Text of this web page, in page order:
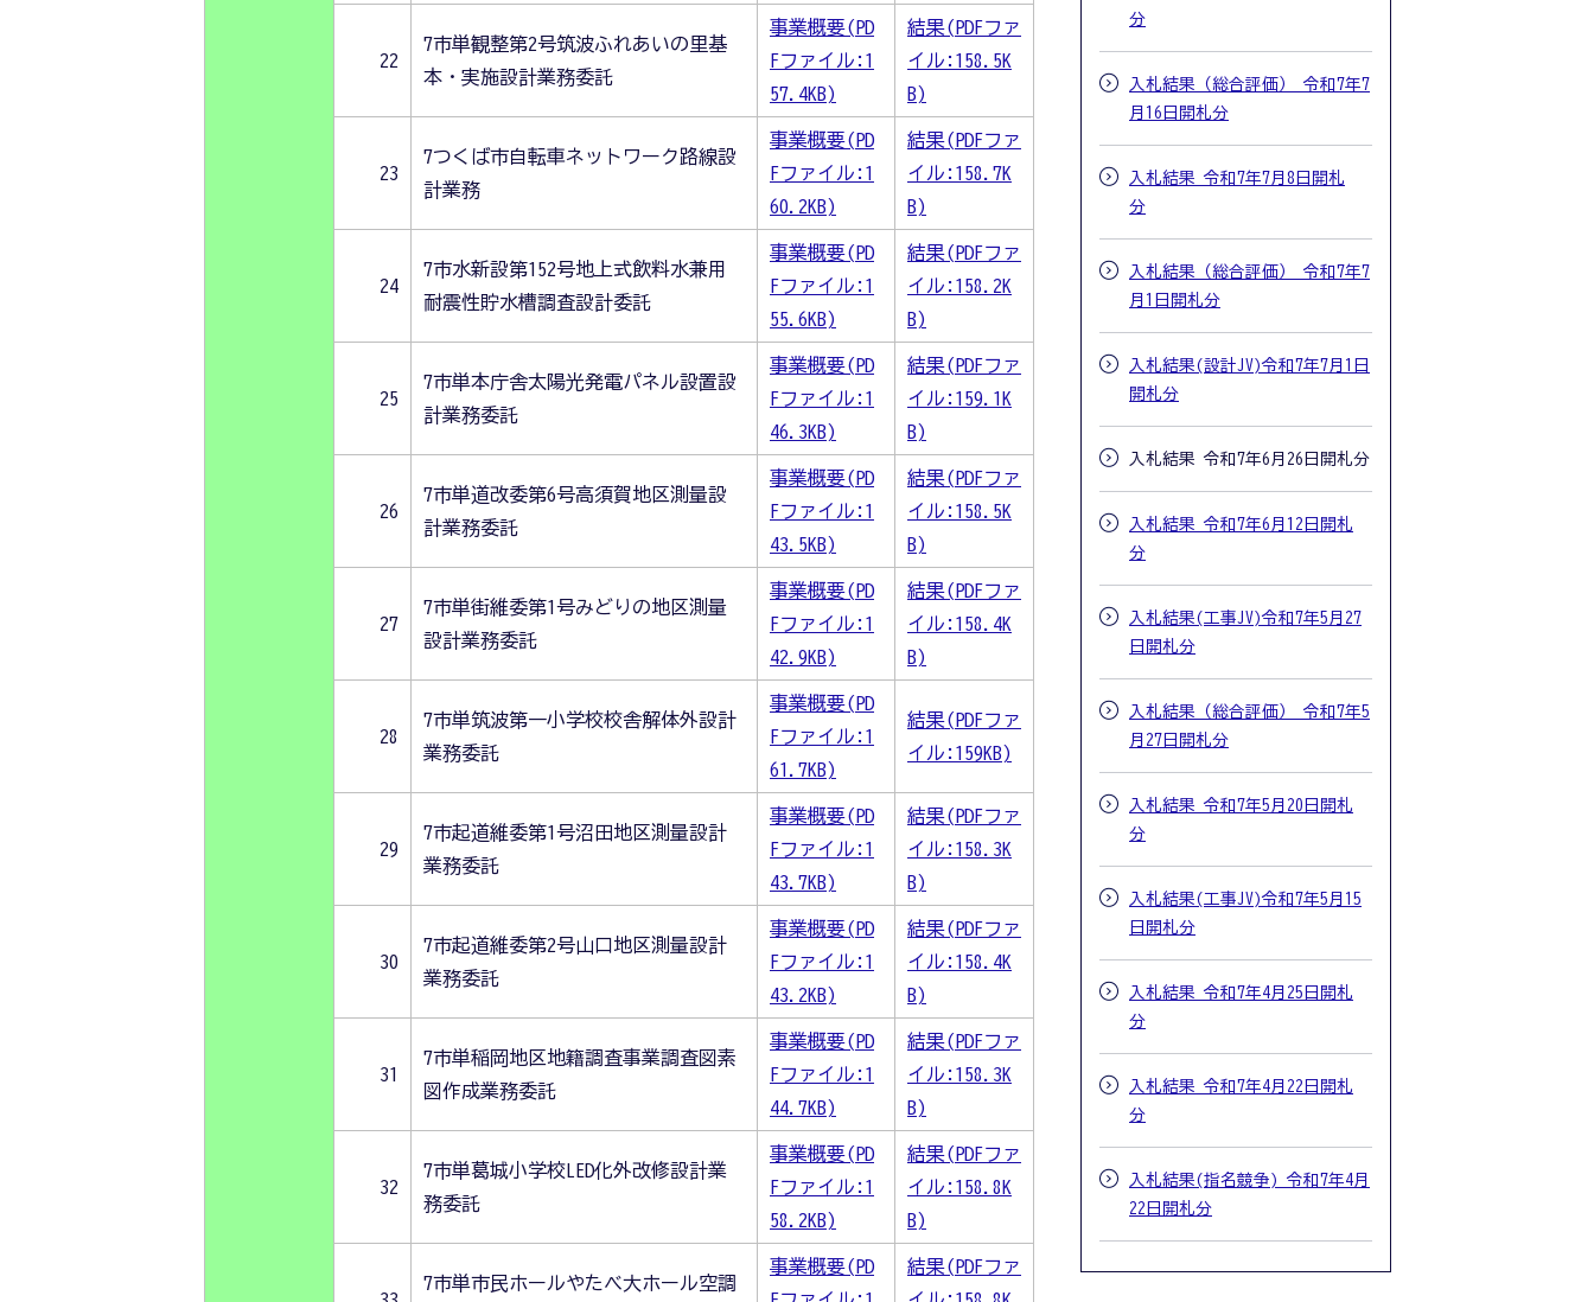
22
7市単観整第2号筑波ふれあいの里基
本・実施設計業務委託
事業概要(PD
Fファイル:1
57.4KB)
結果(PDFファ
イル:158.5K
B)
23
7つくば市自転車ネットワーク路線設
計業務
事業概要(PD
Fファイル:1
60.2KB)
結果(PDFファ
イル:158.7K
B)
24
7市水新設第152号地上式飲料水兼用
耐震性貯水槽調査設計委託
事業概要(PD
Fファイル:1
55.6KB)
結果(PDFファ
イル:158.2K
B)
25
7市単本庁舎太陽光発電パネル設置設
計業務委託
事業概要(PD
Fファイル:1
46.3KB)
結果(PDFファ
イル:159.1K
B)
26
7市単道改委第6号高須賀地区測量設
計業務委託
事業概要(PD
Fファイル:1
43.5KB)
結果(PDFファ
イル:158.5K
B)
27
7市単街維委第1号みどりの地区測量
設計業務委託
事業概要(PD
Fファイル:1
42.9KB)
結果(PDFファ
イル:158.4K
B)
28
7市単筑波第一小学校校舎解体外設計
業務委託
事業概要(PD
Fファイル:1
61.7KB)
結果(PDFファ
イル:159KB)
29
7市起道維委第1号沼田地区測量設計
業務委託
事業概要(PD
Fファイル:1
43.7KB)
結果(PDFファ
イル:158.3K
B)
30
7市起道維委第2号山口地区測量設計
業務委託
事業概要(PD
Fファイル:1
43.2KB)
結果(PDFファ
イル:158.4K
B)
31
7市単稲岡地区地籍調査事業調査図素
図作成業務委託
事業概要(PD
Fファイル:1
44.7KB)
結果(PDFファ
イル:158.3K
B)
32
7市単葛城小学校LED化外改修設計業
務委託
事業概要(PD
Fファイル:1
58.2KB)
結果(PDFファ
イル:158.8K
B)
7市単市民ホールやたべ大ホール空調
事業概要(PD
結果(PDFファ
分
入札結果（総合評価） 令和7年7
月16日開札分
入札結果 令和7年7月8日開札
分
入札結果（総合評価） 令和7年7
月1日開札分
入札結果(設計JV)令和7年7月1日
開札分
入札結果 令和7年6月26日開札分
入札結果 令和7年6月12日開札
分
入札結果(工事JV)令和7年5月27
日開札分
入札結果（総合評価） 令和7年5
月27日開札分
入札結果 令和7年5月20日開札
分
入札結果(工事JV)令和7年5月15
日開札分
入札結果 令和7年4月25日開札
分
入札結果 令和7年4月22日開札
分
入札結果(指名競争) 令和7年4月
22日開札分